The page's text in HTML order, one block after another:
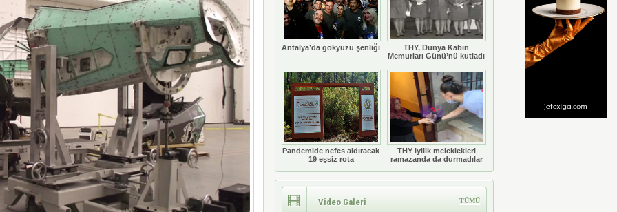
Antalya’da gökyüzü şenliği
THY, Dünya Kabin
Memurları Günü’nü kutladı
Pandemide nefes aldıracak
19 eşsiz rota
THY iyilik meleklekleri
ramazanda da durmadılar
Video Galeri TÜMÜ